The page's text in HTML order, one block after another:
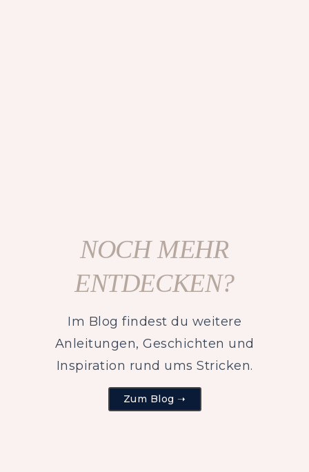
NOCH MEHR
ENTDECKEN?
Im Blog findest du weitere
Anleitungen, Geschichten und
Inspiration rund ums Stricken.
Zum Blog ➝